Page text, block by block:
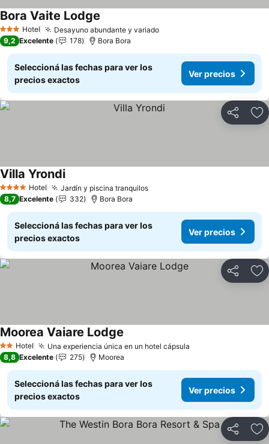
3 Estrellas
Hotel Desayuno abundante y variadoVer precios
Bora Vaite Lodge
9,2 Excelente 178 Bora Bora
Seleccioná las fechas para ver los
precios exactos
Ver precios
Compartir
4 EstrellasHotel Jardín y piscina tranquilosVer precios
Villa YrondiVer precios
8,7 Excelente 332 Bora Bora
Seleccioná las fechas para ver los
precios exactos
Ver precios
Compartir
2 Estrellas
Hotel Una experiencia única en un hotel cápsula
Moorea Vaiare Lodge
8,8 Excelente 275 Moorea
Seleccioná las fechas para ver los
precios exactos
Ver precios
Compartir